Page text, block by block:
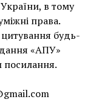
України, в тому
права.
будь-
«АПУ»
посилання.